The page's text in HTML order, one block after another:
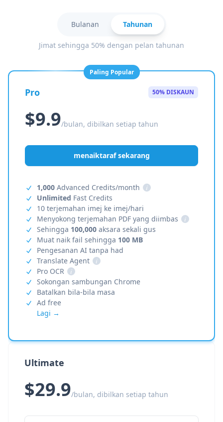
Bulanan Tahunan
Jimat sehingga 50% dengan pelan tahunan
Paling Popular
Pro 50% DISKAUN
$9.9/bulan, dibilkan setiap tahun
menaiktaraf sekarang
1,000 Advanced Credits/month
i
Unlimited Fast Credits
10 terjemahan imej ke imej/hari
Menyokong terjemahan PDF yang diimbas
i
Sehingga 100,000 aksara sekali gus
Muat naik fail sehingga 100 MB
Pengesanan AI tanpa had
Translate Agent
i
Pro OCR
i
Sokongan sambungan Chrome
Batalkan bila-bila masa
Ad free
Lagi →
Ultimate
$29.9/bulan, dibilkan setiap tahun